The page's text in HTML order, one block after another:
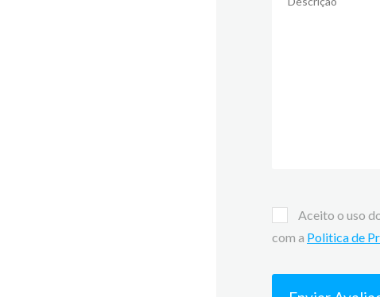
Aceito o uso
com a Politica de